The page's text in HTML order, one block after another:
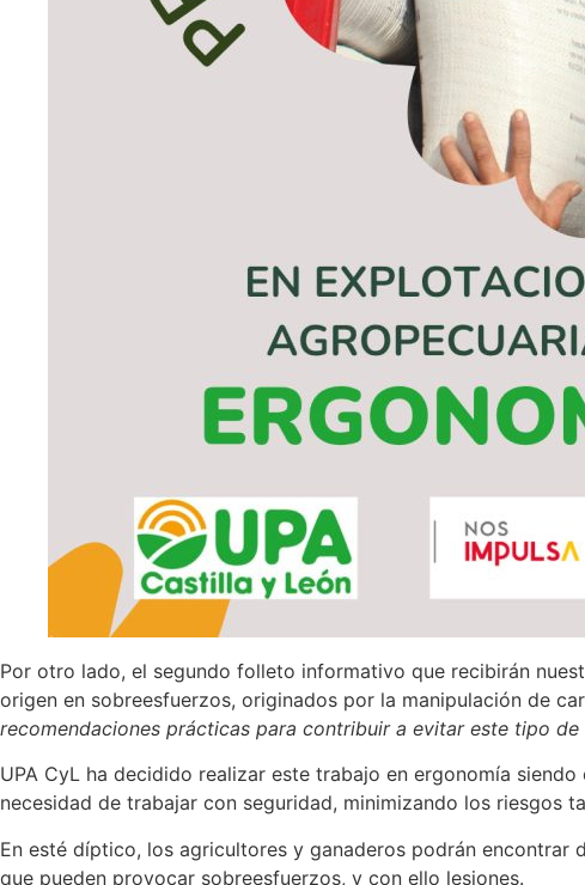
Por otro lado, el segundo folleto informativo que recibirán
origen en sobreesfuerzos, originados por la manipulación de
recomendaciones prácticas para contribuir a evitar este tipo de
UPA CyL ha decidido realizar este trabajo en ergonomía
necesidad de trabajar con seguridad, minimizando los riesgos
En esté díptico, los agricultores y ganaderos podrán
que pueden provocar sobreesfuerzos, y con ello lesiones.